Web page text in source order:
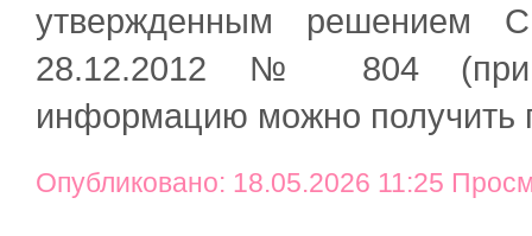
утвержденным решением
28.12.2012 № 804 (при
информацию можно получить
Опубликовано: 18.05.2026 11:25